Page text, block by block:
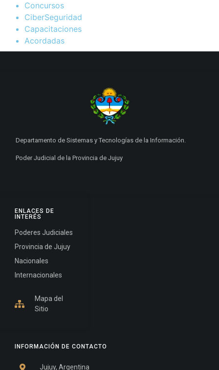
Concursos
CiberSeguridad
Capacitaciones
Acordadas
INFORMACIÓN DE CONTACTO
Jujuy, Argentina
ENLACES DE
INTERÉS
Poderes Judiciales
Provincia de Jujuy
Nacionales
Internacionales
Mapa del
Sitio
Departamento de Sistemas y Tecnologías de la Información.
Poder Judicial de la Provincia de Jujuy